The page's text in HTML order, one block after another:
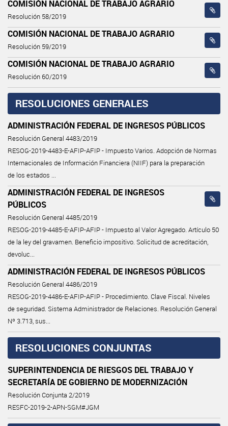
COMISIÓN NACIONAL DE TRABAJO AGRARIO
Resolución 58/2019
COMISIÓN NACIONAL DE TRABAJO AGRARIO
Resolución 59/2019
COMISIÓN NACIONAL DE TRABAJO AGRARIO
Resolución 60/2019
RESOLUCIONES GENERALES
ADMINISTRACIÓN FEDERAL DE INGRESOS PÚBLICOS
Resolución General 4483/2019
RESOG-2019-4483-E-AFIP-AFIP - Impuesto Varios. Adopción de Normas
Internacionales de Información Financiera (NIIF) para la preparación
de los estados ...
ADMINISTRACIÓN FEDERAL DE INGRESOS
PÚBLICOS
Resolución General 4485/2019
RESOG-2019-4485-E-AFIP-AFIP - Impuesto al Valor Agregado. Artículo 50
de la ley del gravamen. Beneficio impositivo. Solicitud de acreditación,
devoluc...
ADMINISTRACIÓN FEDERAL DE INGRESOS PÚBLICOS
Resolución General 4486/2019
RESOG-2019-4486-E-AFIP-AFIP - Procedimiento. Clave Fiscal. Niveles
de seguridad. Sistema Administrador de Relaciones. Resolución General
Nº 3.713, sus...
RESOLUCIONES CONJUNTAS
SUPERINTENDENCIA DE RIESGOS DEL TRABAJO Y
SECRETARÍA DE GOBIERNO DE MODERNIZACIÓN
Resolución Conjunta 2/2019
RESFC-2019-2-APN-SGM#JGM